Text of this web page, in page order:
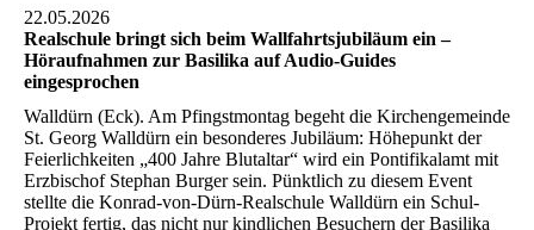
22.05.2026
Realschule bringt sich beim Wallfahrtsjubiläum ein –
Höraufnahmen zur Basilika auf Audio-Guides
eingesprochen
Walldürn (Eck). Am Pfingstmontag begeht die Kirchengemeinde
St. Georg Walldürn ein besonderes Jubiläum: Höhepunkt der
Feierlichkeiten „400 Jahre Blutaltar“ wird ein Pontifikalamt mit
Erzbischof Stephan Burger sein. Pünktlich zu diesem Event
stellte die Konrad-von-Dürn-Realschule Walldürn ein Schul-
Projekt fertig, das nicht nur kindlichen Besuchern der Basilika